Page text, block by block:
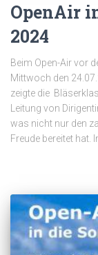
OpenAir
2024
Beim Open-Air vor
Mittwoch den
zeigte die
Leitung von
was nicht nur den
Freude bereitet hat.